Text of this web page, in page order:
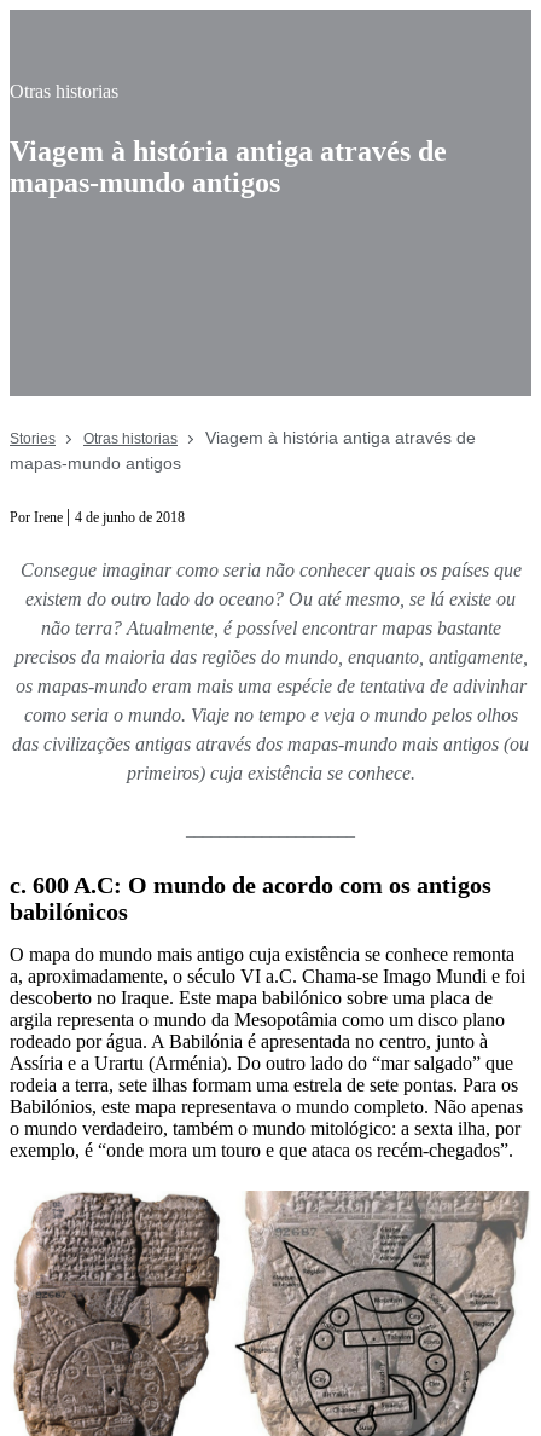
Otras historias
Viagem à história antiga através de
mapas-mundo antigos
Stories Otras historias
Viagem à história antiga através de
mapas-mundo antigos
Por Irene | 4 de junho de 2018
Consegue imaginar como seria não conhecer quais os países que
existem do outro lado do oceano? Ou até mesmo, se lá existe ou
não terra? Atualmente, é possível encontrar mapas bastante
precisos da maioria das regiões do mundo, enquanto, antigamente,
os mapas-mundo eram mais uma espécie de tentativa de adivinhar
como seria o mundo. Viaje no tempo e veja o mundo pelos olhos
das civilizações antigas através dos mapas-mundo mais antigos (ou
primeiros) cuja existência se conhece.
c. 600 A.C: O mundo de acordo com os antigos
babilónicos
O mapa do mundo mais antigo cuja existência se conhece remonta
a, aproximadamente, o século VI a.C. Chama-se Imago Mundi e foi
descoberto no Iraque. Este mapa babilónico sobre uma placa de
argila representa o mundo da Mesopotâmia como um disco plano
rodeado por água. A Babilónia é apresentada no centro, junto à
Assíria e a Urartu (Arménia). Do outro lado do “mar salgado” que
rodeia a terra, sete ilhas formam uma estrela de sete pontas. Para os
Babilónios, este mapa representava o mundo completo. Não apenas
o mundo verdadeiro, também o mundo mitológico: a sexta ilha, por
exemplo, é “onde mora um touro e que ataca os recém-chegados”.